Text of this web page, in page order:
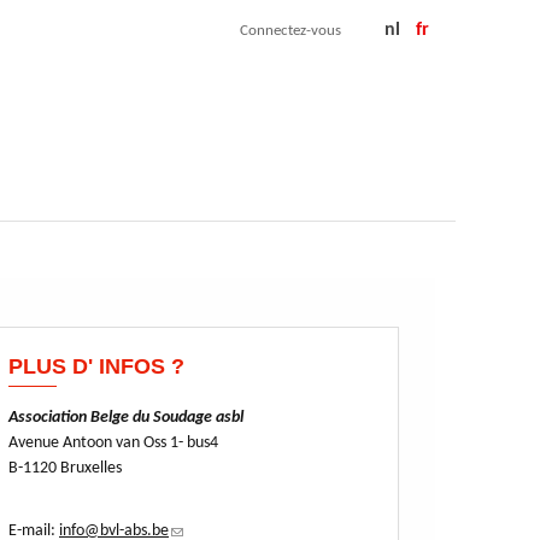
Connectez-vous nl fr
PLUS D' INFOS ?
Association Belge du Soudage asbl
Avenue Antoon van Oss 1- bus4
B-1120 Bruxelles
E-mail: info@bvl-abs.be(link